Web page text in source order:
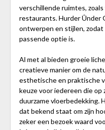
verschillende ruimtes,
restaurants. Hurder Ûnder
ontwerpen en stijlen,
passende optie is.
Al met al bieden groeie
creatieve manier om de
esthetische en praktische
keuze voor iedereen die op
duurzame vloerbedekking.
dat bekend staat om zijn
zeker een bezoek waard